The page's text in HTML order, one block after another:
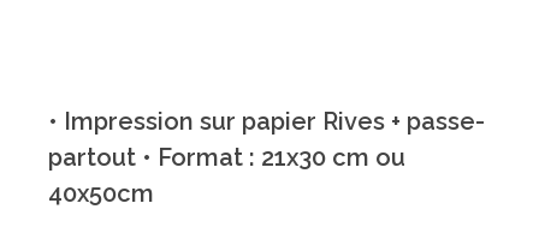
• Impression sur papier Rives + passe-
partout • Format : 21x30 cm ou
40x50cm